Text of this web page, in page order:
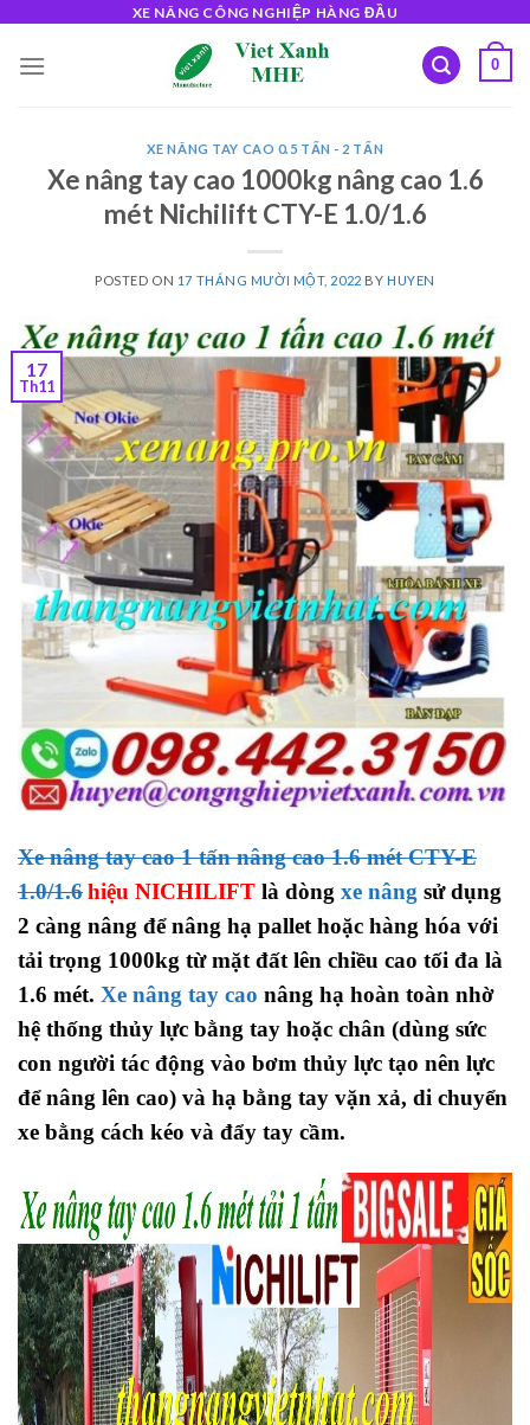
content
XE NÂNG CÔNG NGHIỆP HÀNG ĐẦU
0
XE NÂNG TAY CAO 0.5 TẤN - 2 TẤN
Xe nâng tay cao 1000kg nâng cao 1.6
mét Nichilift CTY-E 1.0/1.6
POSTED ON 17 THÁNG MƯỜI MỘT, 2022 BY HUYEN
17
Th11
Xe nâng tay cao 1 tấn nâng cao 1.6 mét CTY-E
1.0/1.6hiệu NICHILIFT là dòng xe nâng sử dụng
2 càng nâng để nâng hạ pallet hoặc hàng hóa với
tải trọng 1000kg từ mặt đất lên chiều cao tối đa là
1.6 mét. Xe nâng tay cao nâng hạ hoàn toàn nhờ
hệ thống thủy lực bằng tay hoặc chân (dùng sức
con người tác động vào bơm thủy lực tạo nên lực
để nâng lên cao) và hạ bằng tay vặn xả, di chuyển
xe bằng cách kéo và đẩy tay cầm.